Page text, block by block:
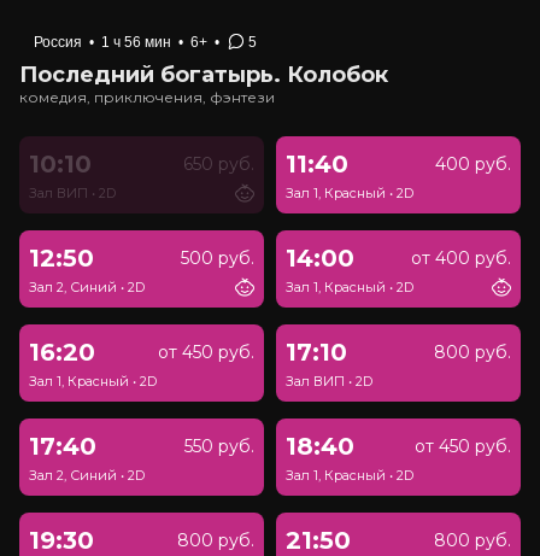
Россия • 1 ч 56 мин • 6+ • 5
Последний богатырь. Колобок
комедия, приключения, фэнтези
10:10 650 руб.
Зал ВИП • 2D
11:40 400 руб.
Зал 1, Красный • 2D
12:50 500 руб.
Зал 2, Синий • 2D
14:00 от 400 руб.
Зал 1, Красный • 2D
16:20 от 450 руб.
Зал 1, Красный • 2D
17:10 800 руб.
Зал ВИП • 2D
17:40 550 руб.
Зал 2, Синий • 2D
18:40 от 450 руб.
Зал 1, Красный • 2D
19:30 800 руб. 21:50 800 руб.